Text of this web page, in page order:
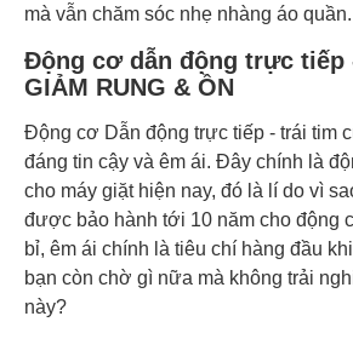
mà vẫn chăm sóc nhẹ nhàng áo quần.
Động cơ dẫn động trực tiếp
GIẢM RUNG & ỒN
Động cơ Dẫn động trực tiếp - trái tim
đáng tin cậy và êm ái. Đây chính là
cho máy giặt hiện nay, đó là lí do vì
được bảo hành tới 10 năm cho động
bỉ, êm ái chính là tiêu chí hàng đầu
bạn còn chờ gì nữa mà không trải
này?